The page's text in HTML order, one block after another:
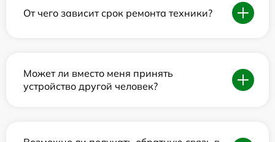
От чего зависит срок ремонта техники?
Может ли вместо меня принять
устройство другой человек?